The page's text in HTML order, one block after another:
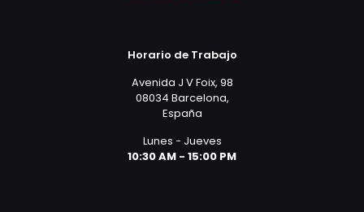
Horario de Trabajo
Avenida J V Foix, 98
08034 Barcelona,
España
Lunes - Jueves
10:30 AM - 15:00 PM